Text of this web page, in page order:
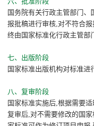
国务院有关行政主管部门
报批稿进行审核,对不符合
终由国家标准化行政主管部
七、出版阶段
国家标准出版机构对标准进
八、复审阶段
国家标准实施后,根据需要
复审后,对不需要修改的国